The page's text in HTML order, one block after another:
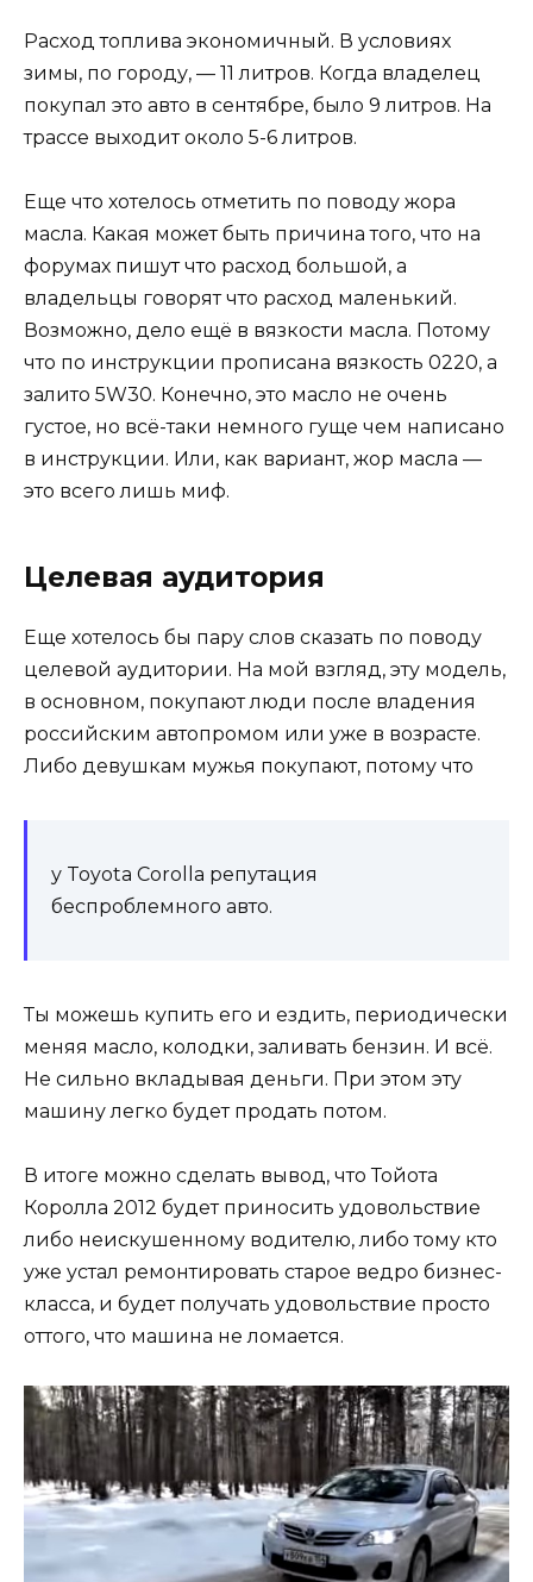
Расход топлива экономичный. В условиях
зимы, по городу, — 11 литров. Когда владелец
покупал это авто в сентябре, было 9 литров. На
трассе выходит около 5-6 литров.
Еще что хотелось отметить по поводу жора
масла. Какая может быть причина того, что на
форумах пишут что расход большой, а
владельцы говорят что расход маленький.
Возможно, дело ещё в вязкости масла. Потому
что по инструкции прописана вязкость 0220, а
залито 5W30. Конечно, это масло не очень
густое, но всё-таки немного гуще чем написано
в инструкции. Или, как вариант, жор масла —
это всего лишь миф.
Целевая аудитория
Еще хотелось бы пару слов сказать по поводу
целевой аудитории. На мой взгляд, эту модель,
в основном, покупают люди после владения
российским автопромом или уже в возрасте.
Либо девушкам мужья покупают, потому что
у Toyota Corolla репутация
беспроблемного авто.
Ты можешь купить его и ездить, периодически
меняя масло, колодки, заливать бензин. И всё.
Не сильно вкладывая деньги. При этом эту
машину легко будет продать потом.
В итоге можно сделать вывод, что Тойота
Королла 2012 будет приносить удовольствие
либо неискушенному водителю, либо тому кто
уже устал ремонтировать старое ведро бизнес-
класса, и будет получать удовольствие просто
оттого, что машина не ломается.